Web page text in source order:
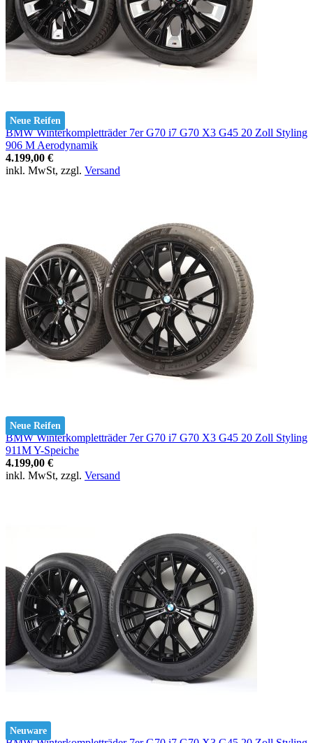
Neue Reifen
BMW Winterkompletträder 7er G70 i7 G70 X3 G45 20 Zoll Styling
906 M Aerodynamik
4.199,00 €
inkl. MwSt, zzgl. Versand
Neue Reifen
BMW Winterkompletträder 7er G70 i7 G70 X3 G45 20 Zoll Styling
911M Y-Speiche
4.199,00 €
inkl. MwSt, zzgl. Versand
Neuware